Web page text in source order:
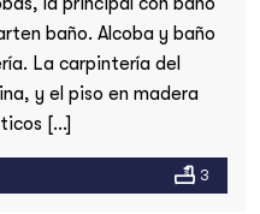
baño. Alcoba y baño
La carpintería del
y el piso en madera
[…]
3